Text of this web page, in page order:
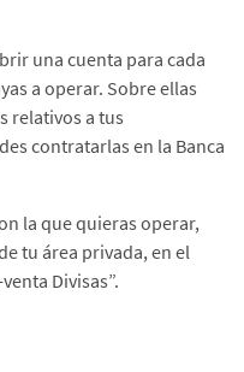
una cuenta para cada
a operar. Sobre ellas
relativos a tus
contratarlas en la Banca
la que quieras operar,
tu área privada, en el
Divisas”.